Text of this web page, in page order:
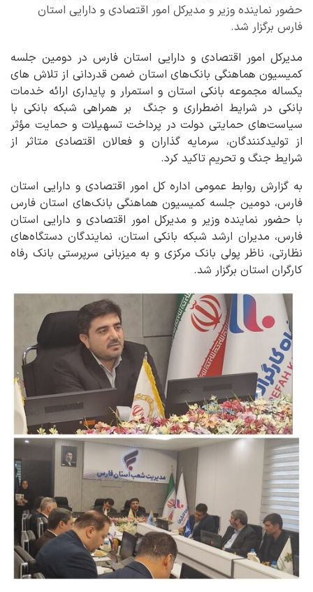
حضور نماینده وزیر و مدیرکل امور اقتصادی و دارایی استان
فارس برگزار شد.
مدیرکل امور اقتصادی و دارایی استان فارس در دومین جلسه
کمیسیون هماهنگی بانک‌های استان ضمن قدردانی از تلاش های
یکساله مجموعه بانکی استان و استمرار و پایداری ارائه خدمات
بانکی در شرایط اضطراری و جنگ بر همراهی شبکه بانکی با
سیاست‌های حمایتی دولت در پرداخت تسهیلات و حمایت مؤثر
از تولیدکنندگان، سرمایه گذاران و فعالان اقتصادی متاثر از
شرایط جنگ و تحریم تاکید کرد.
به گزارش روابط عمومی اداره کل امور اقتصادی و دارایی استان
فارس، دومین جلسه کمیسیون هماهنگی بانک‌های استان فارس
با حضور نماینده وزیر و مدیرکل امور اقتصادی و دارایی استان
فارس، مدیران ارشد شبکه بانکی استان، نمایندگان دستگاه‌های
نظارتی، ناظر پولی بانک مرکزی و به میزبانی سرپرستی بانک رفاه
کارگران استان برگزار شد.